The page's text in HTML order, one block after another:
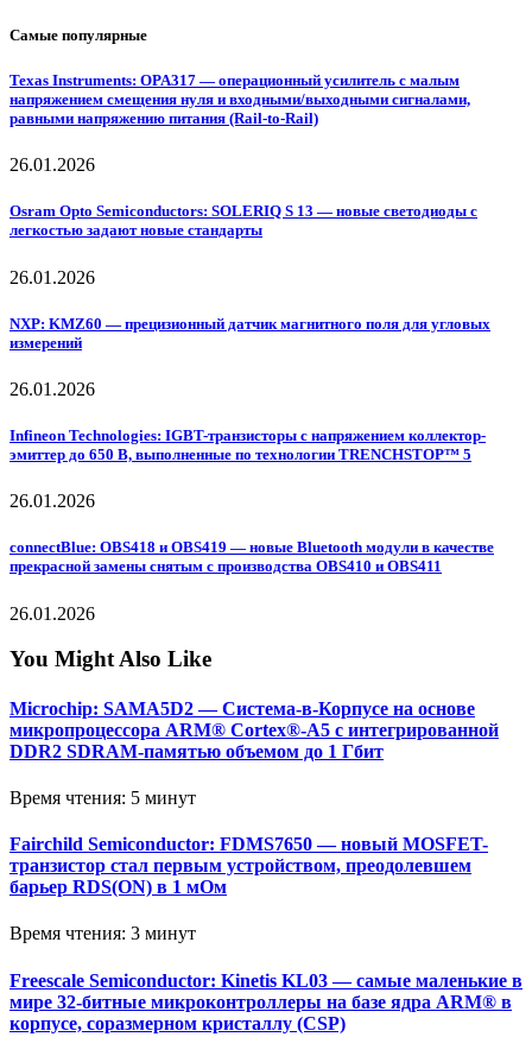
Самые популярные
Texas Instruments: OPA317 — операционный усилитель с малым
напряжением смещения нуля и входными/выходными сигналами,
равными напряжению питания (Rail-to-Rail)
26.01.2026
Osram Opto Semiconductors: SOLERIQ S 13 — новые светодиоды с
легкостью задают новые стандарты
26.01.2026
NXP: KMZ60 — прецизионный датчик магнитного поля для угловых
измерений
26.01.2026
Infineon Technologies: IGBT-транзисторы с напряжением коллектор-
эмиттер до 650 В, выполненные по технологии TRENCHSTOP™ 5
26.01.2026
connectBlue: OBS418 и OBS419 — новые Bluetooth модули в качестве
прекрасной замены снятым с производства OBS410 и OBS411
26.01.2026
You Might Also Like
Microchip: SAMA5D2 — Система-в-Корпусе на основе
микропроцессора ARM® Cortex®-A5 с интегрированной
DDR2 SDRAM-памятью объемом до 1 Гбит
Время чтения: 5 минут
Fairchild Semiconductor: FDMS7650 — новый MOSFET-
транзистор стал первым устройством, преодолевшем
барьер RDS(ON) в 1 мОм
Время чтения: 3 минут
Freescale Semiconductor: Kinetis KL03 — самые маленькие в
мире 32-битные микроконтроллеры на базе ядра ARM® в
корпусе, соразмерном кристаллу (CSP)